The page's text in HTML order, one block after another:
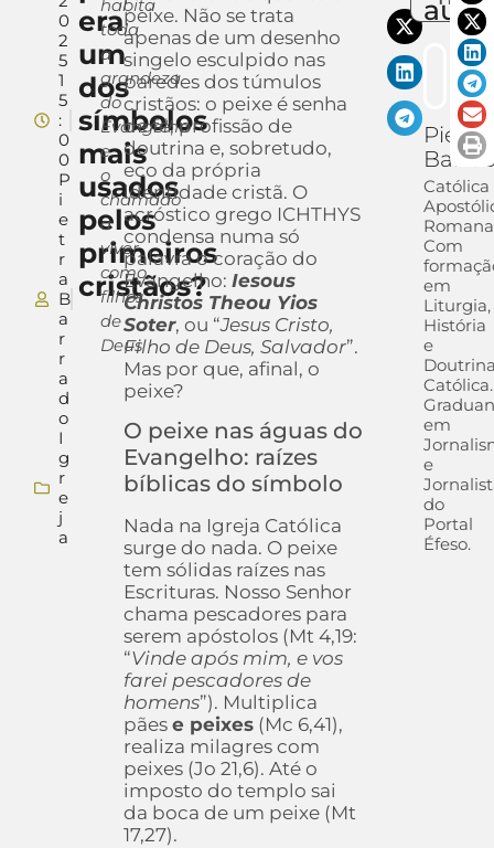
0
2
5
1
5
:
0
0
P
i
e
t
r
a
B
a
r
r
a
d
o
I
g
r
e
j
a
era
um
dos
símbolos
mais
usados
pelos
primeiros
cristãos?
habita
toda
a
grandeza
do
Evangelho
e
o
chamado
a
viver
como
filhos
de
Deus
peixe. Não se trata
apenas de um desenho
singelo esculpido nas
paredes dos túmulos
cristãos: o peixe é senha
de fé, profissão de
doutrina e, sobretudo,
eco da própria
identidade cristã. O
acróstico grego ICHTHYS
condensa numa só
palavra o coração do
Evangelho:Iesous
Christos Theou Yios
Soter, ou “Jesus Cristo,
Filho de Deus, Salvador”.
Mas por que, afinal, o
peixe?
O peixe nas águas do
Evangelho: raízes
bíblicas do símbolo
Nada na Igreja Católica
surge do nada. O peixe
tem sólidas raízes nas
Escrituras. Nosso Senhor
chama pescadores para
serem apóstolos (Mt 4,19:
“Vinde após mim, e vos
farei pescadores de
homens”). Multiplica
pãese peixes (Mc 6,41),
realiza milagres com
peixes (Jo 21,6). Até o
imposto do templo sai
da boca de um peixe (Mt
17,27).
Pietra
Católica
Com
em
Liturgia,
História
e
Católica.
em
e
do
Portal
Éfeso.